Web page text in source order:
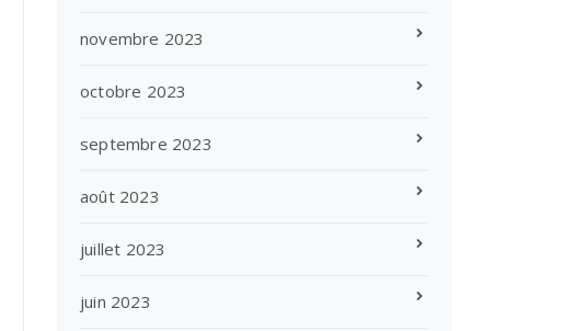
novembre 2023
octobre 2023
septembre 2023
août 2023
juillet 2023
juin 2023